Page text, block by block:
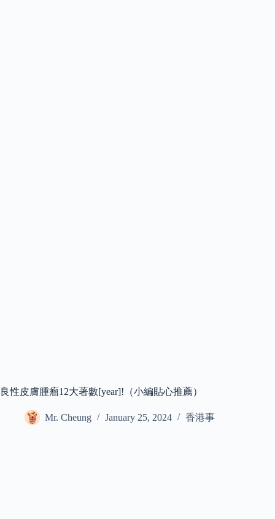
良性皮膚腫瘤12大著數[year]!（小編貼心推薦）
Mr. Cheung January 25, 2024 香港事